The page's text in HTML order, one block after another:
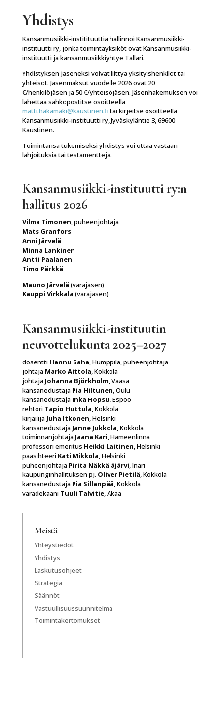
Yhdistys
Kansanmusiikki-institituuttia hallinnoi Kansanmusiikki-
instituutti ry, jonka toimintayksiköt ovat Kansanmusiikki-
instituutti ja kansanmusiikkiyhtye Tallari.
Yhdistyksen jäseneksi voivat liittyä yksityishenkilöt tai
yhteisöt. Jäsenmaksut vuodelle 2026 ovat 20
€/henkilöjäsen ja 50 €/yhteisöjäsen. Jäsenhakemuksen voi
lähettää sähköpostitse osoitteella
matti.hakamaki@kaustinen.fitai kirjeitse osoitteella
Kansanmusiikki-instituutti ry, Jyväskyläntie 3, 69600
Kaustinen.
Toimintansa tukemiseksi yhdistys voi ottaa vastaan
lahjoituksia tai testamentteja.
Kansanmusiikki-instituutti ry:n
hallitus 2026
Vilma Timonen, puheenjohtaja
Mats Granfors
Anni Järvelä
Minna Lankinen
Antti Paalanen
Timo Pärkkä
Mauno Järvelä (varajäsen)
Kauppi Virkkala (varajäsen)
Kansanmusiikki-instituutin
neuvottelukunta 2025–2027
dosentti Hannu Saha, Humppila, puheenjohtaja
johtaja Marko Aittola, Kokkola
johtaja Johanna Björkholm, Vaasa
kansanedustaja Pia Hiltunen, Oulu
kansanedustaja Inka Hopsu, Espoo
rehtori Tapio Huttula, Kokkola
kirjailija Juha Itkonen, Helsinki
kansanedustaja Janne Jukkola, Kokkola
toiminnanjohtaja Jaana Kari, Hämeenlinna
professori emeritus Heikki Laitinen, Helsinki
pääsihteeri Kati Mikkola, Helsinki
puheenjohtaja Pirita Näkkäläjärvi, Inari
kaupunginhallituksen pj. Oliver Pietilä, Kokkola
kansanedustaja Pia Sillanpää, Kokkola
varadekaani Tuuli Talvitie, Akaa
Meistä
Yhteystiedot
Yhdistys
Laskutusohjeet
Strategia
Säännöt
Vastuullisuussuunnitelma
Toimintakertomukset